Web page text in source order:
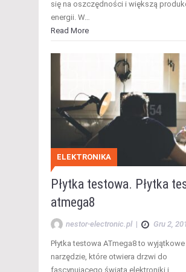
się na oszczędności i większą
energii. W…
Read More
ELEKTRONIKA
Płytka testowa. Płytka
atmega8
nestor-electronic.pl | Gru 2,
Płytka testowa ATmega8 to wyjątkowe
narzędzie, które otwiera drzwi do
fascynującego świata elektroniki i